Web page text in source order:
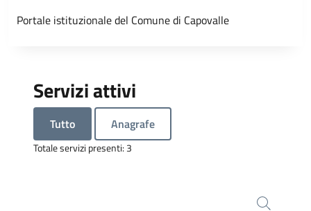
Portale istituzionale del Comune di Capovalle
Servizi attivi
Tutto Anagrafe
Totale servizi presenti: 3